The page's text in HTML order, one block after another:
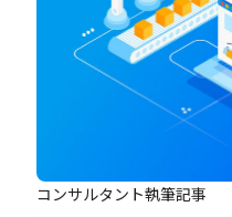
コンサルタント執筆記事